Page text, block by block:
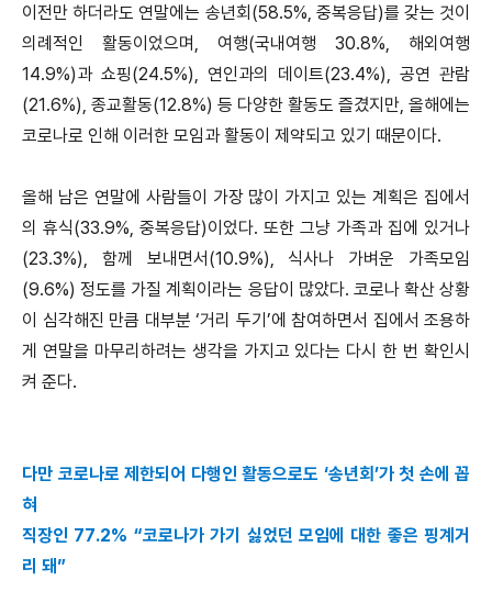
이전만 하더라도 연말에는 송년회(58.5%, 중복응답)를 갖는 것이
의례적인 활동이었으며, 여행(국내여행 30.8%, 해외여행
14.9%)과 쇼핑(24.5%), 연인과의 데이트(23.4%), 공연 관람
(21.6%), 종교활동(12.8%) 등 다양한 활동도 즐겼지만, 올해에는
코로나로 인해 이러한 모임과 활동이 제약되고 있기 때문이다.
올해 남은 연말에 사람들이 가장 많이 가지고 있는 계획은 집에서
의 휴식(33.9%, 중복응답)이었다. 또한 그냥 가족과 집에 있거나
(23.3%), 함께 보내면서(10.9%), 식사나 가벼운 가족모임
(9.6%) 정도를 가질 계획이라는 응답이 많았다. 코로나 확산 상황
이 심각해진 만큼 대부분 ‘거리 두기’에 참여하면서 집에서 조용하
게 연말을 마무리하려는 생각을 가지고 있다는 다시 한 번 확인시
켜 준다.
다만 코로나로 제한되어 다행인 활동으로도 ‘송년회’가 첫 손에 꼽
혀
직장인 77.2% “코로나가 가기 싫었던 모임에 대한 좋은 핑계거
리 돼”